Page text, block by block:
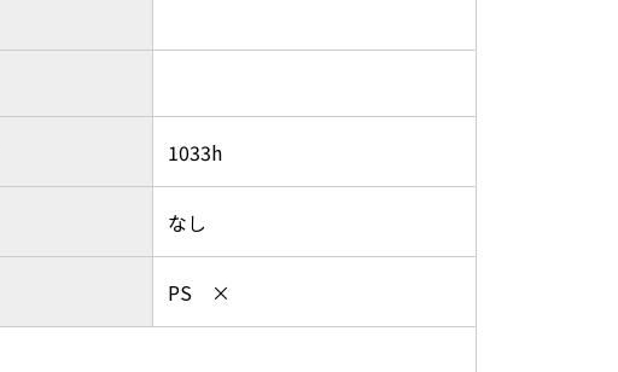
1033h
なし
PS ×